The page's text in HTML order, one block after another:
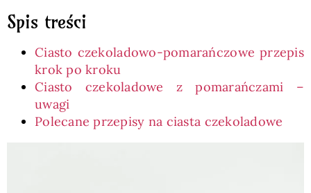
Spis treści
Ciasto czekoladowo-pomarańczowe przepis
krok po kroku
Ciasto czekoladowe z pomarańczami –
uwagi
Polecane przepisy na ciasta czekoladowe